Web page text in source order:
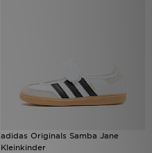
adidas Originals Samba Jane
Kleinkinder